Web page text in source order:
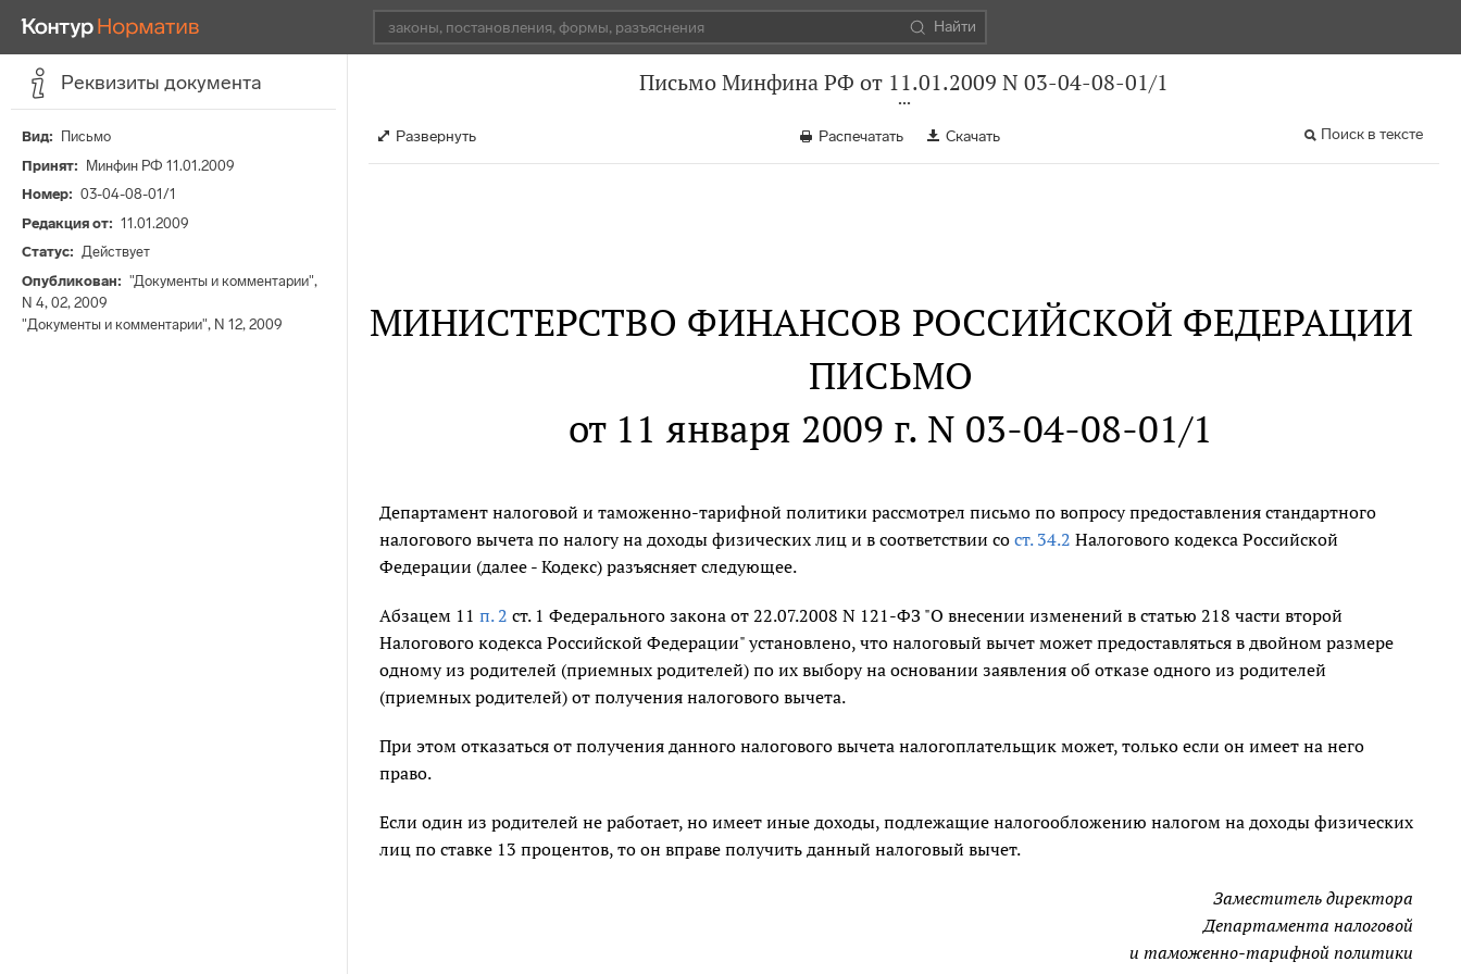
Найти
Реквизиты документа
Вид
Письмо
Принят
Минфин РФ 11.01.2009
Номер
03-04-08-01/1
Редакция от
11.01.2009
Статус
Действует
Опубликован
"Документы и комментарии",
N 4, 02, 2009
"Документы и комментарии", N 12, 2009
Письмо Минфина РФ от 11.01.2009 N 03-04-08-01/1
Развернуть Распечатать Скачать Поиск в тексте
МИНИСТЕРСТВО ФИНАНСОВ РОССИЙСКОЙ ФЕДЕРАЦИИ
ПИСЬМО
от 11 января 2009 г. N 03-04-08-01/1
Департамент налоговой и таможенно-тарифной политики рассмотрел письмо по вопросу предоставления стандартного
налогового вычета по налогу на доходы физических лиц и в соответствии со ст. 34.2 Налогового кодекса Российской
Федерации (далее - Кодекс) разъясняет следующее.
Абзацем 11 п. 2 ст. 1 Федерального закона от 22.07.2008 N 121-ФЗ "О внесении изменений в статью 218 части второй
Налогового кодекса Российской Федерации" установлено, что налоговый вычет может предоставляться в двойном размере
одному из родителей (приемных родителей) по их выбору на основании заявления об отказе одного из родителей
(приемных родителей) от получения налогового вычета.
При этом отказаться от получения данного налогового вычета налогоплательщик может, только если он имеет на него
право.
Если один из родителей не работает, но имеет иные доходы, подлежащие налогообложению налогом на доходы физических
лиц по ставке 13 процентов, то он вправе получить данный налоговый вычет.
Заместитель директора
Департамента налоговой
и таможенно-тарифной политики